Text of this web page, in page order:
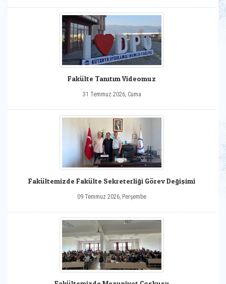
Fakülte Tanıtım Videomuz
31 Temmuz 2026, Cuma
Fakültemizde Fakülte Sekreterliği Görev Değişimi
09 Temmuz 2026, Perşembe